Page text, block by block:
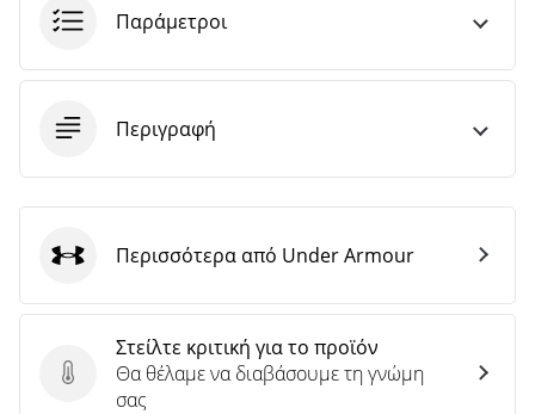
Παράμετροι
Περιγραφή
Στείλτε κριτική για το προϊόν
Στείλτε κριτική για το προϊόν
Θα θέλαμε να διαβάσουμε τη γνώμη
σας
Under Armour
Περισσότερα από Under Armour